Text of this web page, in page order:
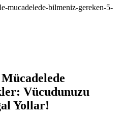
mucadelede-bilmeniz-gereken-5-
Vücudunuzu
Yollar!